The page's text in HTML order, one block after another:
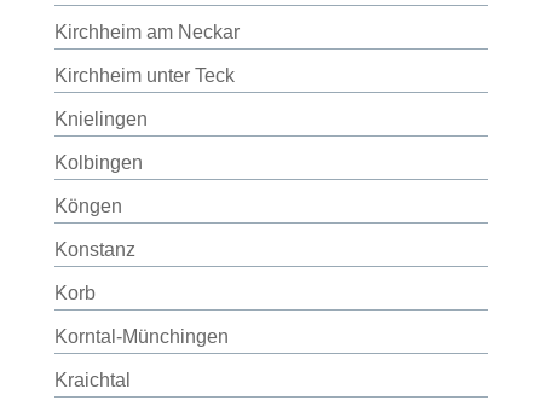
Kirchheim am Neckar
Kirchheim unter Teck
Knielingen
Kolbingen
Köngen
Konstanz
Korb
Korntal-Münchingen
Kraichtal